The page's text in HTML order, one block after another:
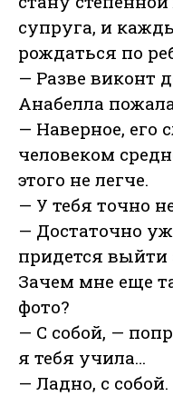
супруга, и
рождаться по
— Разве виконт
Анабелла
— Наверное, его
человеком
этого не легче.
— У тебя точно
— Достаточно
придется
Зачем мне еще
фото?
— С собой, —
я тебя учила…
— Ладно, с